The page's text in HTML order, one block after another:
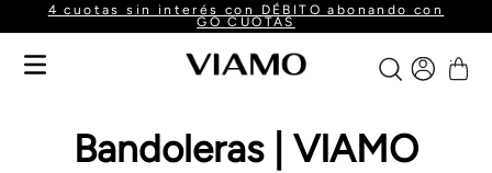
4 cuotas sin interés con DÉBITO abonando con
GO CUOTAS
Bandoleras | VIAMO